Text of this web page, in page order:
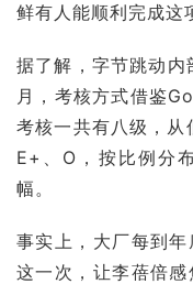
鲜有人能顺利完成这
据了解，字节跳动
月，考核方式借鉴
考核一共有八级，从
E+、O，按比例分
幅。
事实上，大厂每到
这一次，让李蓓倍